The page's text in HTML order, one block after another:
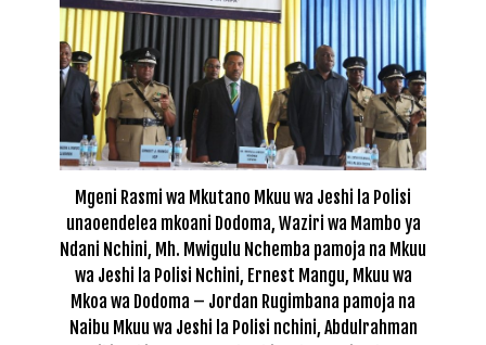
Mgeni Rasmi wa Mkutano Mkuu wa Jeshi la Polisi
unaoendelea mkoani Dodoma, Waziri wa Mambo ya
Ndani Nchini, Mh. Mwigulu Nchemba pamoja na Mkuu
wa Jeshi la Polisi Nchini, Ernest Mangu, Mkuu wa
Mkoa wa Dodoma – Jordan Rugimbana pamoja na
Naibu Mkuu wa Jeshi la Polisi nchini, Abdulrahman